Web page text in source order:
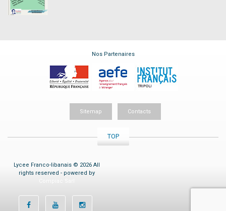
Nos Partenaires
Sitemap Contacts
TOP
Lycee Franco-libanais © 2026 All
rights reserved - powered by